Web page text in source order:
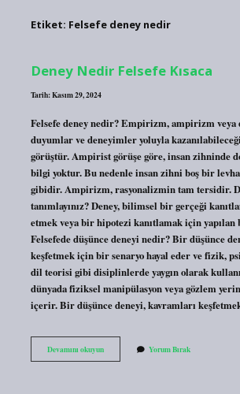
Etiket: Felsefe deney nedir
Deney Nedir Felsefe Kısaca
Tarih: Kasım 29, 2024
Felsefe deney nedir? Empirizm, ampirizm
duyumlar ve deneyimler yoluyla
görüştür. Ampirist görüşe göre, insan zihninde
bilgi yoktur. Bu nedenle insan zihni boş bir
gibidir. Ampirizm, rasyonalizmin tam tersidir.
tanımlayınız? Deney, bilimsel bir gerçeği
etmek veya bir hipotezi kanıtlamak için
Felsefede düşünce deneyi nedir? Bir düşünce
keşfetmek için bir senaryo hayal eder ve fizik,
dil teorisi gibi disiplinlerde yaygın olarak
dünyada fiziksel manipülasyon veya gözlem
içerir. Bir düşünce deneyi, kavramları
Devamını okuyunDeney
Nedir
Yorum Bırak